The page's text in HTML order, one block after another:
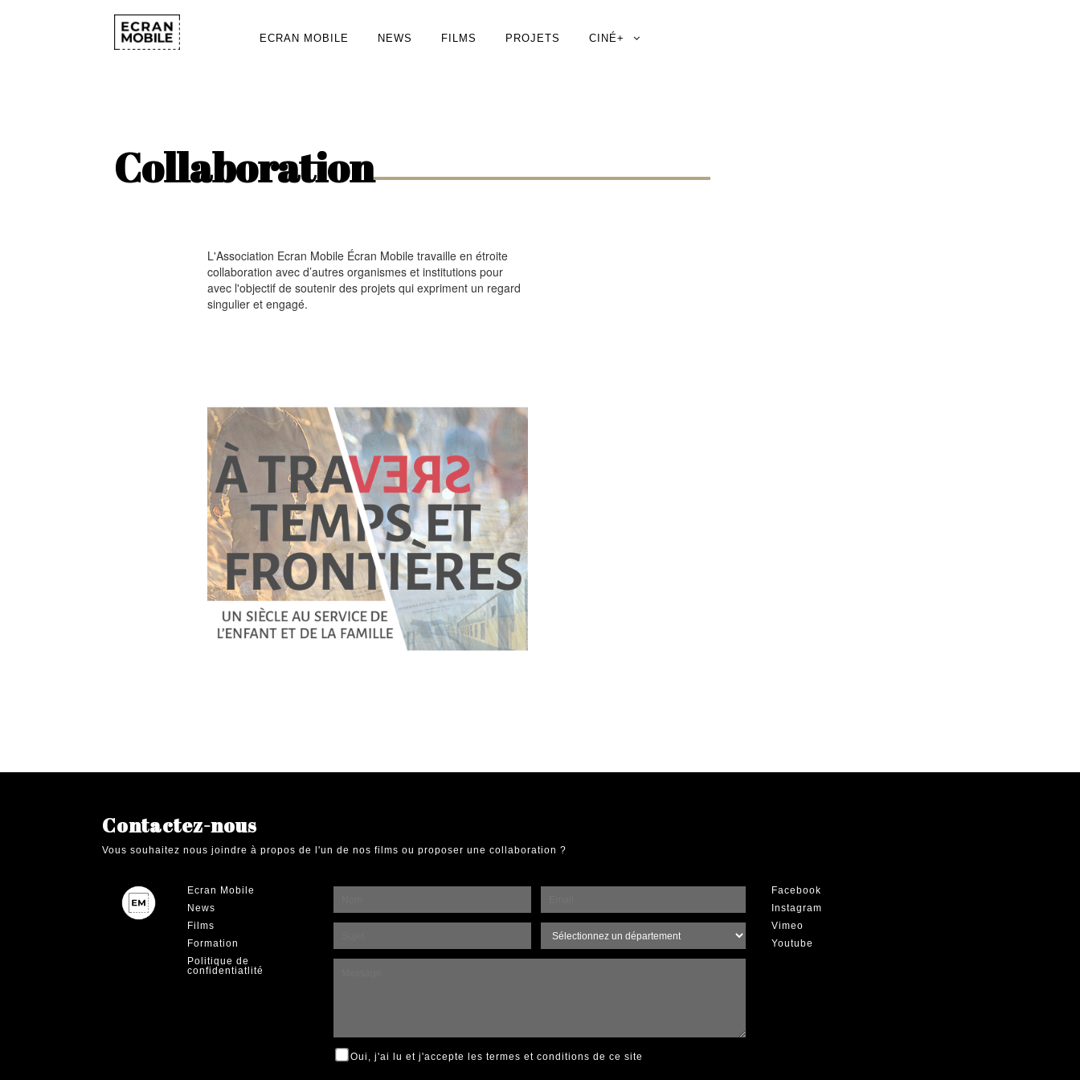
ECRAN MOBILE NEWS FILMS PROJETS CINÉ+
Collaboration
L'Association Ecran Mobile Écran Mobile travaille en étroite
collaboration avec d’autres organismes et institutions pour
avec l'objectif de soutenir des projets qui expriment un regard
singulier et engagé.
Contactez-nous
Vous souhaitez nous joindre à propos de l'un de nos films ou proposer une collaboration ?
Ecran Mobile
News
Films
Formation
Politique de
confidentiatlité
Oui, j'ai lu et j'accepte les termes et conditions de ce site
Facebook
Instagram
Vimeo
Youtube